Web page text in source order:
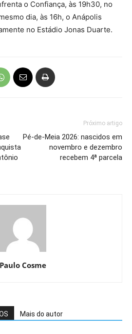
o Confiança, às 19h30, no
dia, às 16h, o Anápolis
no Estádio Jonas Duarte.
Próximo artigo
Pé-de-Meia 2026: nascidos em
novembro e dezembro
recebem 4ª parcela
Paulo Cosme
Mais do autor